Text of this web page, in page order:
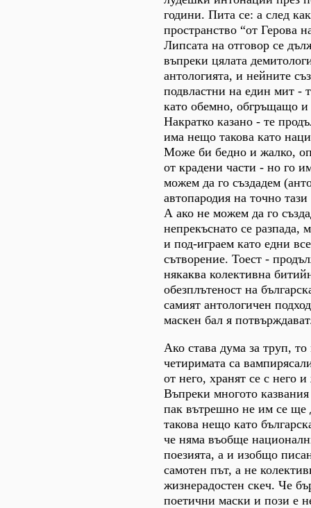
години. Пита се: а след
пространство “от Герова
Липсата на отговор се
въпреки цялата
антологията, и нейните
подвластни на един мит -
като обемно, обгръщащо и
Накратко казано - те
има нещо такова като
Може би бедно и жалко,
от крадени части - но го
можем да го създадем
автопародия на точно
А ако не можем да го
непрекъснато се разпада,
и под-играем като едни
сътворение. Тоест -
някаква колективна
обезплътеност на
самият антологичен
маскен бал я
Ако става дума за труп,
четиримата са
от него, хранят се с него
Въпреки многото
пак вътрешно не им се ще
такова нещо като
че няма въобще
поезията, а и изобщо
самотен път, а не
жизнерадостен скеч. Че
поетични маски и пози е